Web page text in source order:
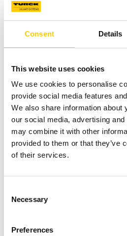
Consent Details
This website uses cookies
We use cookies to personalise
provide social media features
We also share information about
our social media, advertising
may combine it with other
provided to them or that they’ve
of their services.
Selection
Necessary
Preferences
Unser Leitfaden zeigt, wie Sie
die passende Technologie
Analyse bis zur Umsetzung.
RFID
Leitfaden für
der Industrie